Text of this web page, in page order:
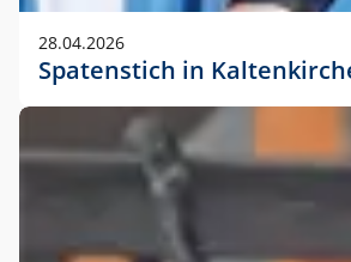
28.04.2026
Spatenstich in